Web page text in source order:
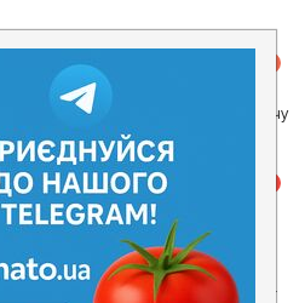
то, что надо. Буду в Киеве - заскочу
Невероятный стейк мясника,
должны посетить. Но и
по вкусу. Приятное обслуживание.